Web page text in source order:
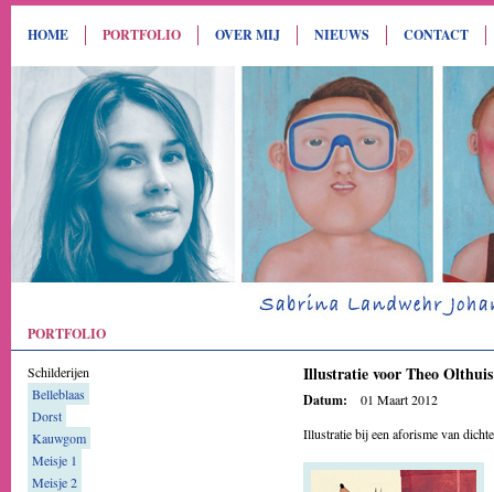
HOME PORTFOLIO OVER MIJ NIEUWS CONTACT
PORTFOLIO
Schilderijen
Belleblaas
Dorst
Kauwgom
Meisje 1
Meisje 2
Illustratie voor Theo Olthuis
Datum: 01 Maart 2012
Illustratie bij een aforisme van